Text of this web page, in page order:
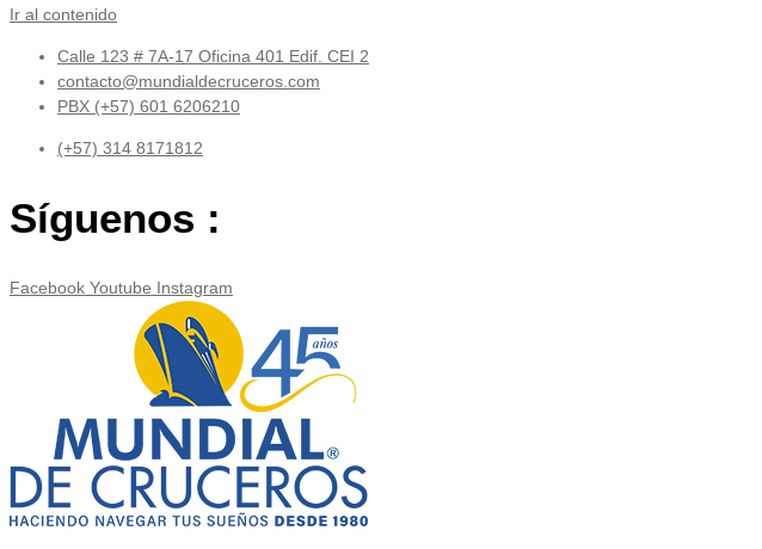
Ir al contenido
Calle 123 # 7A-17 Oficina 401 Edif. CEI 2
contacto@mundialdecruceros.com
PBX (+57) 601 6206210
(+57) 314 8171812
Síguenos :
Facebook Youtube Instagram